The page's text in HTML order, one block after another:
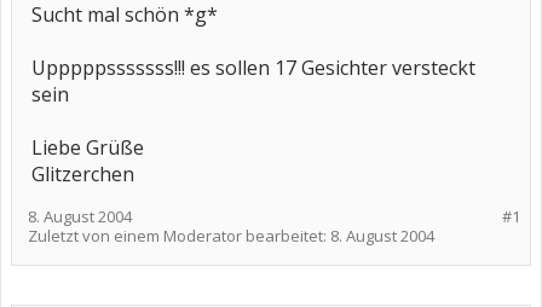
Sucht mal schön *g*
Upppppsssssss!!! es sollen 17 Gesichter versteckt
sein
Liebe Grüße
Glitzerchen
#1
8. August 2004
Zuletzt von einem Moderator bearbeitet: 8. August 2004